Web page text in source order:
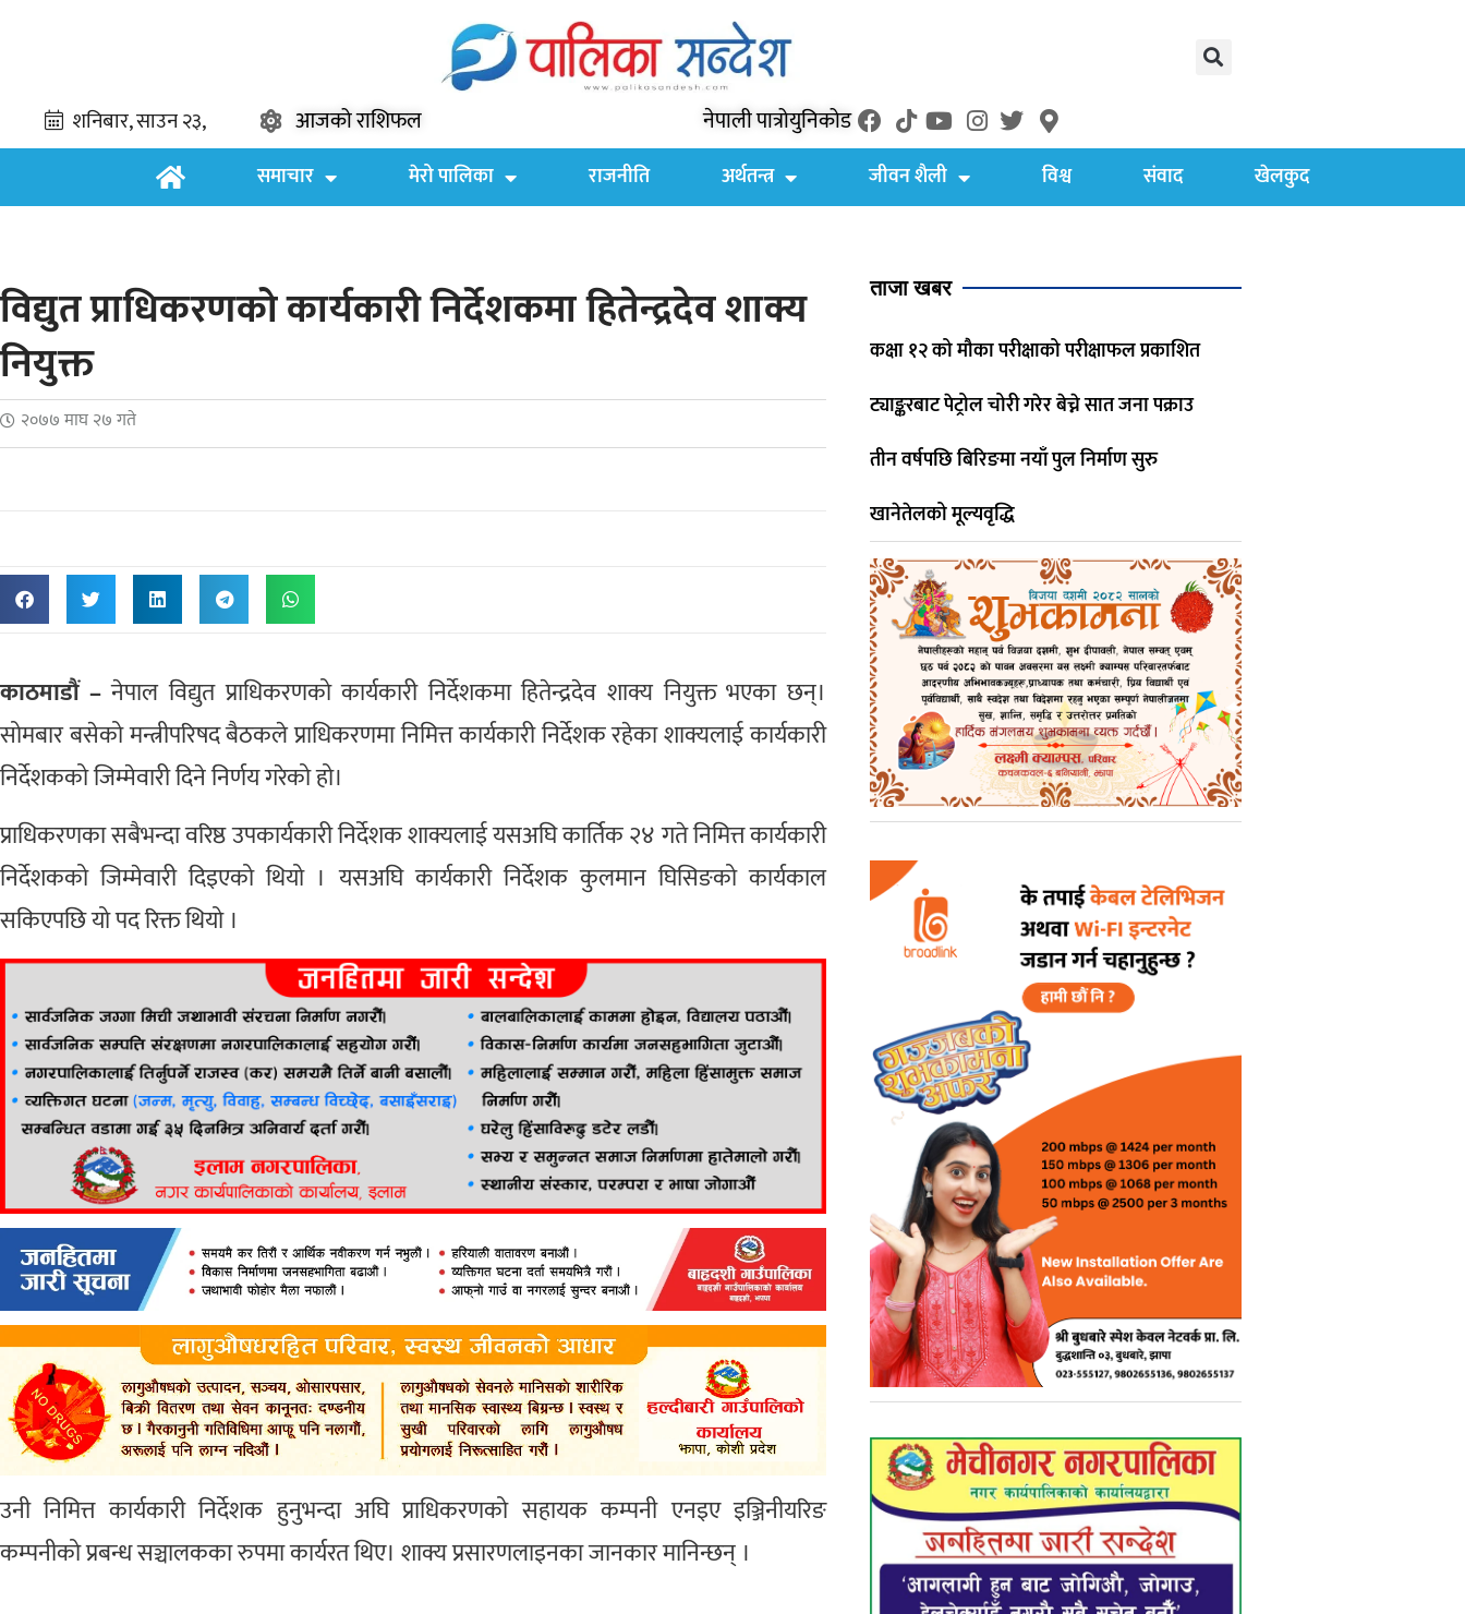
आजको राशिफल नेपाली पात्रोयुनिकोड
समाचार मेरो पालिका राजनीति अर्थतन्त्र जीवन शैली विश्व संवाद खेलकुद
विद्युत प्राधिकरणको कार्यकारी निर्देशकमा हितेन्द्रदेव शाक्य
नियुक्त
२०७७ माघ २७ गते
काठमाडौं –नेपाल विद्युत प्राधिकरणको कार्यकारी निर्देशकमा हितेन्द्रदेव शाक्य नियुक्त भएका छन्।
सोमबार बसेको मन्त्रीपरिषद बैठकले प्राधिकरणमा निमित्त कार्यकारी निर्देशक रहेका शाक्यलाई कार्यकारी
निर्देशकको जिम्मेवारी दिने निर्णय गरेको हो।
प्राधिकरणका सबैभन्दा वरिष्ठ उपकार्यकारी निर्देशक शाक्यलाई यसअघि कार्तिक २४ गते निमित्त कार्यकारी
निर्देशकको जिम्मेवारी दिइएको थियो । यसअघि कार्यकारी निर्देशक कुलमान घिसिङको कार्यकाल
सकिएपछि यो पद रिक्त थियो ।
उनी निमित्त कार्यकारी निर्देशक हुनुभन्दा अघि प्राधिकरणको सहायक कम्पनी एनइए इञ्जिनीयरिङ
कम्पनीको प्रबन्ध सञ्चालकका रुपमा कार्यरत थिए। शाक्य प्रसारणलाइनका जानकार मानिन्छन् ।
ताजा खबर
कक्षा १२ को मौका परीक्षाको परीक्षाफल प्रकाशित
ट्याङ्करबाट पेट्रोल चोरी गरेर बेच्ने सात जना पक्राउ
तीन वर्षपछि बिरिङमा नयाँ पुल निर्माण सुरु
खानेतेलको मूल्यवृद्धि